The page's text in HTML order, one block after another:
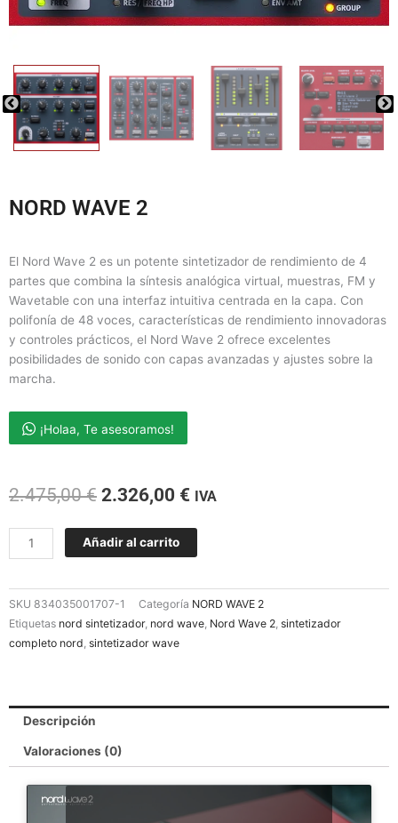
NORD WAVE 2
El Nord Wave 2 es un potente sintetizador de rendimiento de 4
partes que combina la síntesis analógica virtual, muestras, FM y
Wavetable con una interfaz intuitiva centrada en la capa. Con
polifonía de 48 voces, características de rendimiento innovadoras
y controles prácticos, el Nord Wave 2 ofrece excelentes
posibilidades de sonido con capas avanzadas y ajustes sobre la
marcha.
¡Holaa, Te asesoramos!
2.475,00€ El
original
era:
2.326,00 € El
actual
es:
IVA
NORD
WAVE
Añadir al carrito
SKU 834035001707-1 Categoría NORD WAVE 2
Etiquetas nord sintetizador, nord wave, Nord Wave 2, sintetizador
completo nord, sintetizador wave
Descripción
Valoraciones (0)